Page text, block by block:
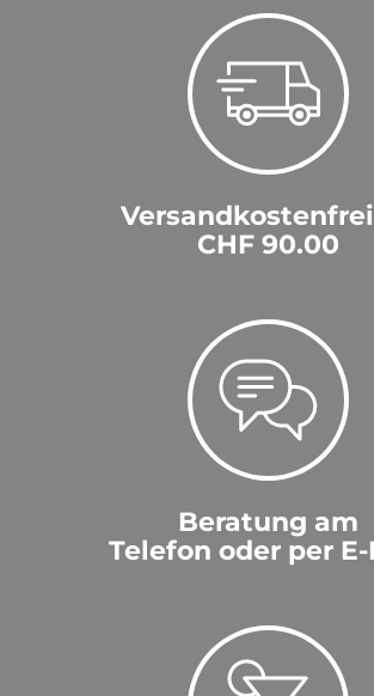
CHF 90.00
Beratung am
Telefon oder per